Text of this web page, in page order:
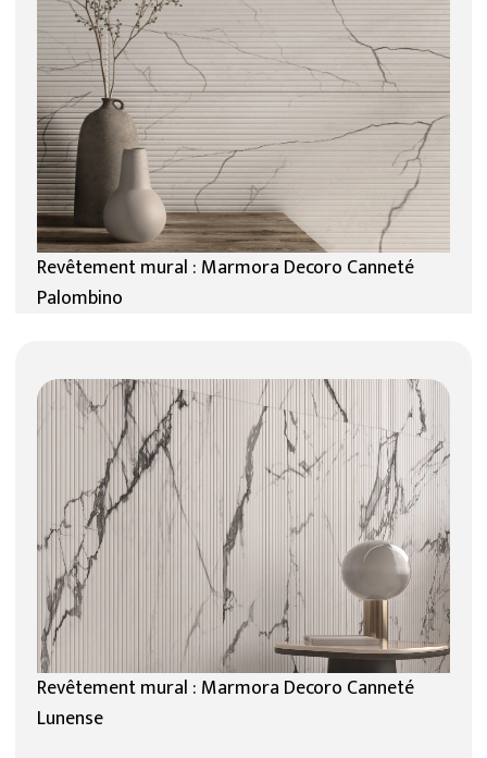
Revêtement mural : Marmora Decoro Canneté
Palombino
Revêtement mural : Marmora Decoro Canneté
Lunense